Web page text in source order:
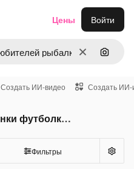
ОчиститьПоиск
Цены Войти
Создать ИИ-видео Создать ИИ-
Векторы По Запросу Рисунки футболках любителей рыбалки
Фильтры